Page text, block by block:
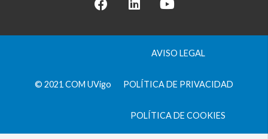
© 2021 COM UVigo
AVISO LEGAL
POLÍTICA DE PRIVACIDAD
POLÍTICA DE COOKIES